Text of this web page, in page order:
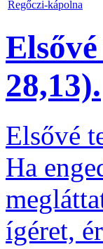
Regőczi-kápolna
28,13).
Elsővé
Ha
ígéret,